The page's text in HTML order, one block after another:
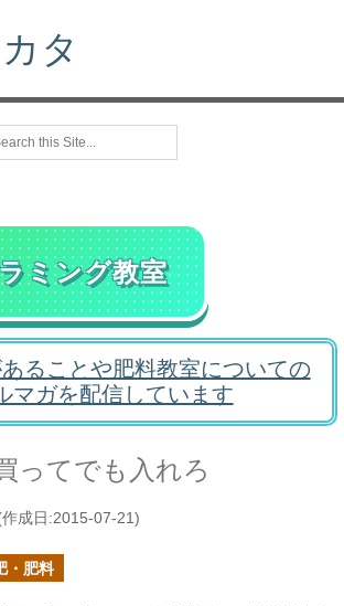
タ
ミング教室
ることや肥料教室についての
マガを配信しています
ってでも入れろ
作成日:2015-07-21)
・肥料